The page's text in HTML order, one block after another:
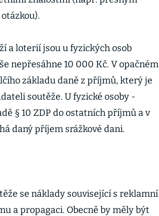
a loterií jsou u fyzických osob
nepřesáhne 10 000 Kč. V opačném
základu daně z příjmů, který je
soutěže. U fyzické osoby -
§ 10 ZDP do ostatních příjmů a v
daný příjem srážkové dani.
se náklady související s reklamní
a propagaci. Obecně by měly být